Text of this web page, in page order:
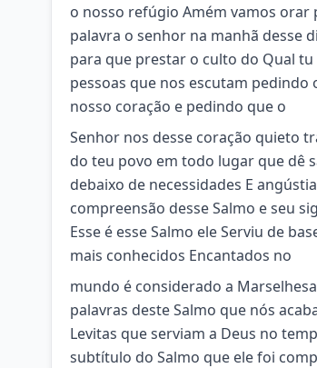
o nosso refúgio Amém vamos orar
palavra o senhor na manhã desse
para que prestar o culto do Qual
pessoas que nos escutam pedindo
nosso coração e pedindo que o
Senhor nos desse coração quieto
do teu povo em todo lugar que dê
debaixo de necessidades E
compreensão desse Salmo e seu
Esse é esse Salmo ele Serviu de
mais conhecidos Encantados no
mundo é considerado a
palavras deste Salmo que nós
Levitas que serviam a Deus no
subtítulo do Salmo que ele foi